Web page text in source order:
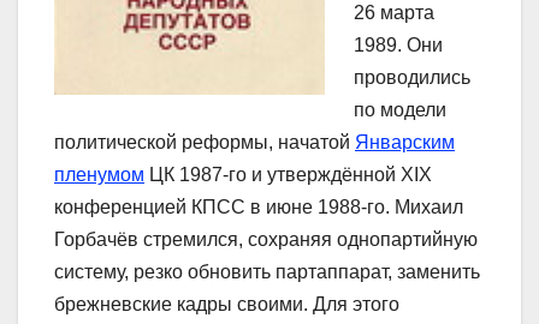
26 марта
1989. Они
проводились
по модели
политической реформы, начатой Январским
пленумом ЦК 1987-го и утверждённой XIX
конференцией КПСС в июне 1988-го. Михаил
Горбачёв стремился, сохраняя однопартийную
систему, резко обновить партаппарат, заменить
брежневские кадры своими. Для этого